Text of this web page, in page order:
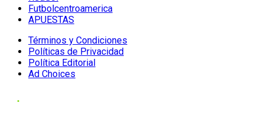
Futbolcentroamerica
APUESTAS
Términos y Condiciones
Políticas de Privacidad
Política Editorial
Ad Choices